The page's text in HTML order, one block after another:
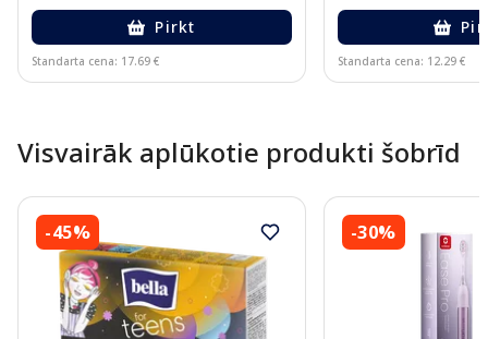
Pirkt
Standarta cena: 17.69 € Standarta cena: 12.29 €
Visvairāk aplūkotie produkti šobrīd
-45% -30%